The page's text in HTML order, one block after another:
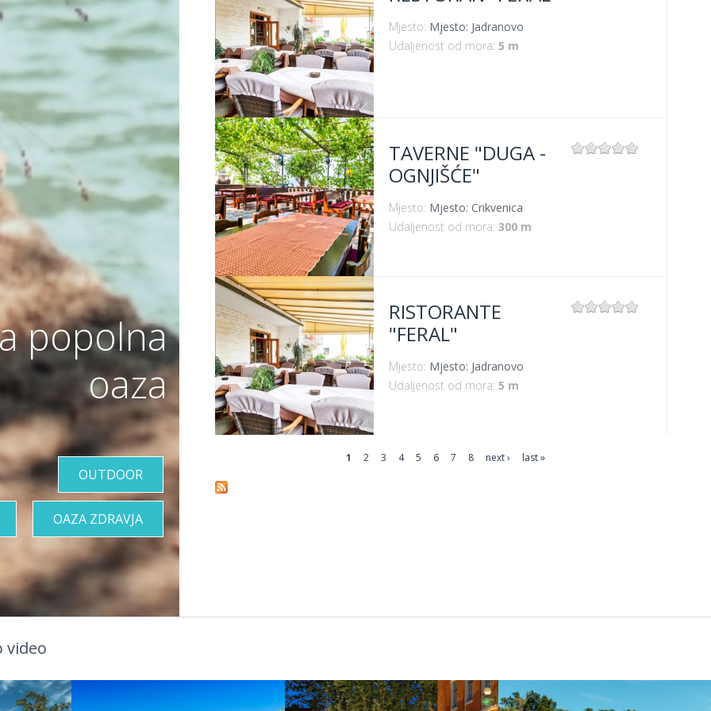
VIŠE INFORMACIJA
Mjesto: Mjesto: Jadranovo
Udaljenost od mora: 5 m
VIŠE INFORMACIJA
TAVERNE "DUGA -
OGNJIŠĆE"
Mjesto: Mjesto: Crikvenica
Udaljenost od mora: 300 m
VIŠE INFORMACIJA
RISTORANTE
"FERAL"
Mjesto: Mjesto: Jadranovo
Udaljenost od mora: 5 m
1 2 3 4 5 6 7 8 next › last »
popolna
oaza
OUTDOOR
OAZA ZDRAVJA
video